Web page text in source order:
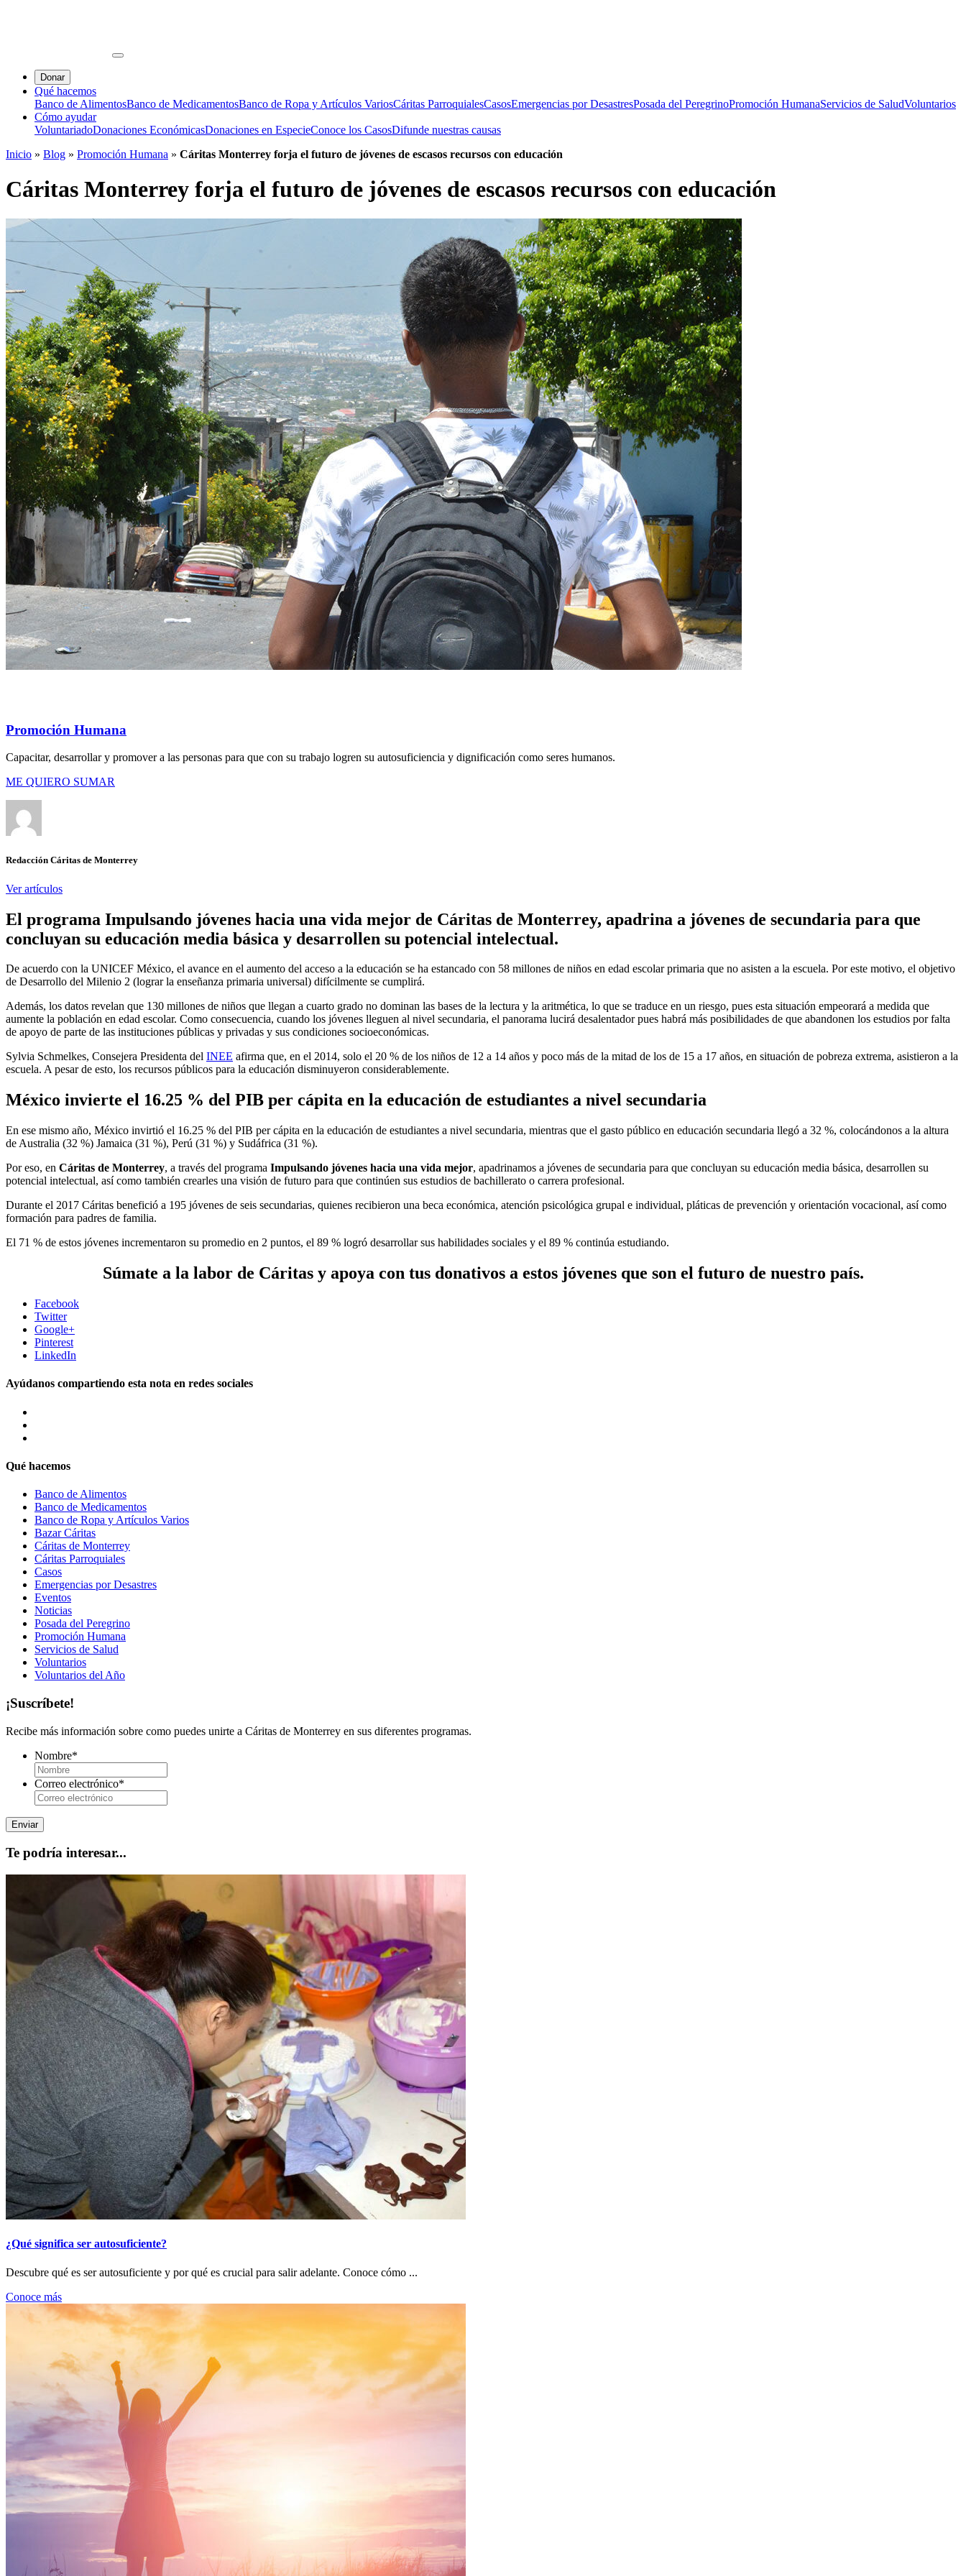
Donar
Qué hacemos
Banco de AlimentosBanco de MedicamentosBanco de Ropa y Artículos VariosCáritas ParroquialesCasosEmergencias por DesastresPosada del PeregrinoPromoción HumanaServicios de SaludVoluntarios
Cómo ayudar
VoluntariadoDonaciones EconómicasDonaciones en EspecieConoce los CasosDifunde nuestras causas
Inicio » Blog » Promoción Humana » Cáritas Monterrey forja el futuro de jóvenes de escasos recursos con educación
Cáritas Monterrey forja el futuro de jóvenes de escasos recursos con educación
Promoción Humana
Capacitar, desarrollar y promover a las personas para que con su trabajo logren su autosuficiencia y dignificación como seres humanos.
ME QUIERO SUMAR
Redacción Cáritas de Monterrey
Ver artículos
El programa Impulsando jóvenes hacia una vida mejor de Cáritas de Monterrey, apadrina a jóvenes de secundaria para que
concluyan su educación media básica y desarrollen su potencial intelectual.
De acuerdo con la UNICEF México, el avance en el aumento del acceso a la educación se ha estancado con 58 millones de niños en edad escolar primaria que no asisten a la escuela. Por este motivo, el objetivo
de Desarrollo del Milenio 2 (lograr la enseñanza primaria universal) difícilmente se cumplirá.
Además, los datos revelan que 130 millones de niños que llegan a cuarto grado no dominan las bases de la lectura y la aritmética, lo que se traduce en un riesgo, pues esta situación empeorará a medida que
aumente la población en edad escolar. Como consecuencia, cuando los jóvenes lleguen al nivel secundaria, el panorama lucirá desalentador pues habrá más posibilidades de que abandonen los estudios por falta
de apoyo de parte de las instituciones públicas y privadas y sus condiciones socioeconómicas.
Sylvia Schmelkes, Consejera Presidenta del INEE afirma que, en el 2014, solo el 20 % de los niños de 12 a 14 años y poco más de la mitad de los de 15 a 17 años, en situación de pobreza extrema, asistieron a la
escuela. A pesar de esto, los recursos públicos para la educación disminuyeron considerablemente.
México invierte el 16.25 % del PIB per cápita en la educación de estudiantes a nivel secundaria
En ese mismo año, México invirtió el 16.25 % del PIB per cápita en la educación de estudiantes a nivel secundaria, mientras que el gasto público en educación secundaria llegó a 32 %, colocándonos a la altura
de Australia (32 %) Jamaica (31 %), Perú (31 %) y Sudáfrica (31 %).
Por eso, en Cáritas de Monterrey, a través del programa Impulsando jóvenes hacia una vida mejor, apadrinamos a jóvenes de secundaria para que concluyan su educación media básica, desarrollen su
potencial intelectual, así como también crearles una visión de futuro para que continúen sus estudios de bachillerato o carrera profesional.
Durante el 2017 Cáritas benefició a 195 jóvenes de seis secundarias, quienes recibieron una beca económica, atención psicológica grupal e individual, pláticas de prevención y orientación vocacional, así como
formación para padres de familia.
El 71 % de estos jóvenes incrementaron su promedio en 2 puntos, el 89 % logró desarrollar sus habilidades sociales y el 89 % continúa estudiando.
Súmate a la labor de Cáritas y apoya con tus donativos a estos jóvenes que son el futuro de nuestro país.
Facebook
Twitter
Google+
Pinterest
LinkedIn
Ayúdanos compartiendo esta nota en redes sociales
Qué hacemos
Banco de Alimentos
Banco de Medicamentos
Banco de Ropa y Artículos Varios
Bazar Cáritas
Cáritas de Monterrey
Cáritas Parroquiales
Casos
Emergencias por Desastres
Eventos
Noticias
Posada del Peregrino
Promoción Humana
Servicios de Salud
Voluntarios
Voluntarios del Año
¡Suscríbete!
Recibe más información sobre como puedes unirte a Cáritas de Monterrey en sus diferentes programas.
Nombre*
Correo electrónico*
Te podría interesar...
¿Qué significa ser autosuficiente?
Descubre qué es ser autosuficiente y por qué es crucial para salir adelante. Conoce cómo ...
Conoce más